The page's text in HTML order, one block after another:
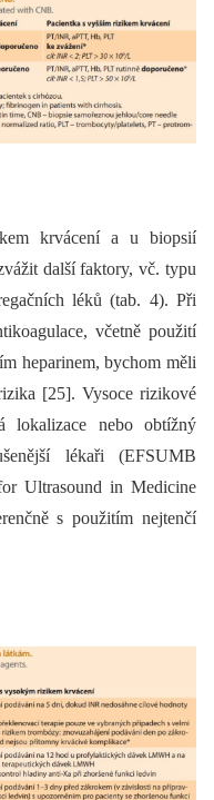
krvácení a u biopsií
další faktory, vč. typu
léků (tab. 4). Při
včetně použití
heparinem, bychom měli
[25]. Vysoce rizikové
lokalizace nebo obtížný
lékaři (EFSUMB
Ultrasound in Medicine
s použitím nejtenčí